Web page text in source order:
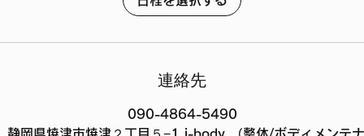
連絡先
090-4864-5490